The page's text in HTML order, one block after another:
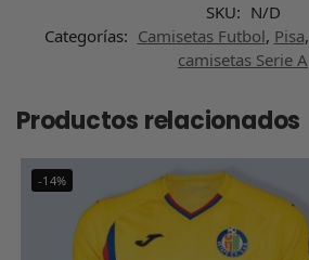
SKU: N/D
Categorías: Camisetas Futbol, Pisa,
camisetas Serie A
Productos relacionados
-14%